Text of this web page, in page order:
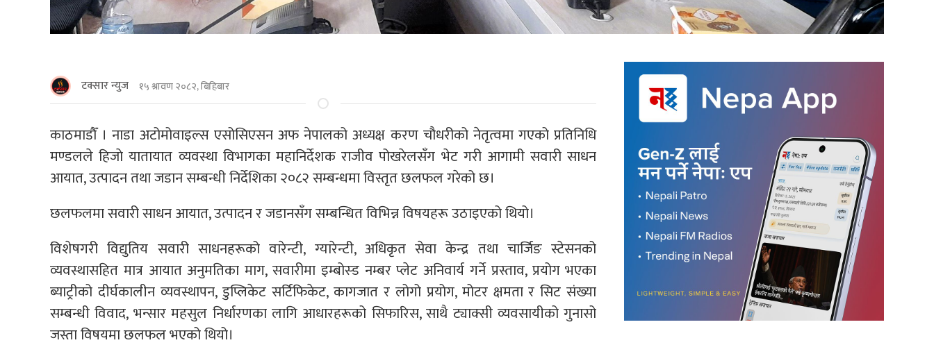
टक्सार न्युज १५ श्रावण २०८२, बिहिबार
काठमाडाैँ । नाडा अटोमोवाइल्स एसोसिएसन अफ नेपालको अध्यक्ष करण चौधरीको नेतृत्वमा गएको प्रतिनिधि
मण्डलले हिजाे यातायात व्यवस्था विभागका महानिर्देशक राजीव पोखरेलसँग भेट गरी आगामी सवारी साधन
आयात, उत्पादन तथा जडान सम्बन्धी निर्देशिका २०८२ सम्बन्धमा विस्तृत छलफल गरेको छ।
छलफलमा सवारी साधन आयात, उत्पादन र जडानसँग सम्बन्धित विभिन्न विषयहरू उठाइएको थियो।
विशेषगरी विद्युतिय सवारी साधनहरूको वारेन्टी, ग्यारेन्टी, अधिकृत सेवा केन्द्र तथा चार्जिङ स्टेसनको
व्यवस्थासहित मात्र आयात अनुमतिका माग, सवारीमा इम्बोस्ड नम्बर प्लेट अनिवार्य गर्ने प्रस्ताव, प्रयोग भएका
ब्याट्रीको दीर्घकालीन व्यवस्थापन, डुप्लिकेट सर्टिफिकेट, कागजात र लोगो प्रयोग, मोटर क्षमता र सिट संख्या
सम्बन्धी विवाद, भन्सार महसुल निर्धारणका लागि आधारहरूको सिफारिस, साथै ट्याक्सी व्यवसायीको गुनासो
जस्ता विषयमा छलफल भएको थियो।